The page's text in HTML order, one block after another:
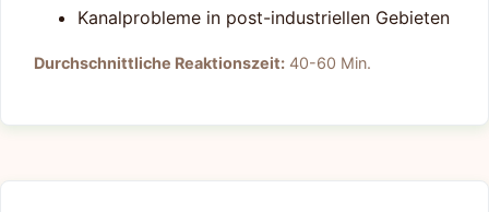
Kanalprobleme in post-industriellen Gebieten
Durchschnittliche Reaktionszeit: 40-60 Min.